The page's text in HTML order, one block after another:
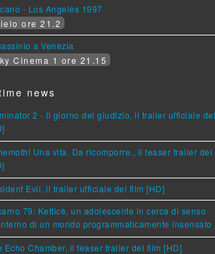
- Los Angeles 1997
ore 21.2
a Venezia
Cinema 1 ore 21.15
news
2 - Il giorno del giudizio, il trailer ufficiale
Una vita. Da ricomporre., il teaser trailer del
Evil, il trailer ufficiale del film [HD]
79: Ketticè, un adolescente in cerca di senso
di un mondo programmaticamente insensato
Echo Chamber, il teaser trailer del film [HD]